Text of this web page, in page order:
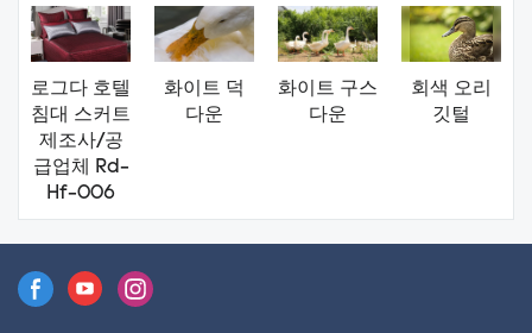
로그다 호텔
침대 스커트
제조사/공
급업체 Rd-
Hf-006
화이트 덕
다운
화이트 구스
다운
회색 오리
깃털